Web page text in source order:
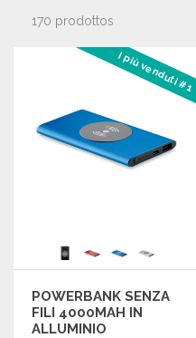
170 prodottos
I più venduti #1
POWERBANK SENZA
FILI 4000MAH IN
ALLUMINIO